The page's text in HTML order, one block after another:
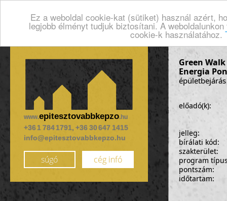
Ez a weboldal cookie-kat (sütiket) használ azért,
legjobb élményt tudjuk biztosítani. A
cookie-k használatához.
www.epitesztovabbkepzo.hu
+36 1 784 1791, +36 30 647 1415
info@epitesztovabbkepzo.hu
súgó cég infó
Green
Energia
épületbejárás
előadó(k):
jelleg:
bírálati kód:
szakterület:
program
pontszám:
időtartam: